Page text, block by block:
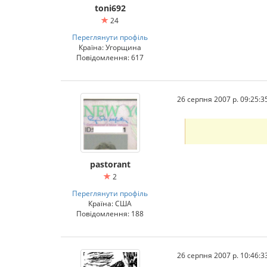
toni692
24
Переглянути профіль
Країна: Угорщина
Повідомлення: 617
pastorant
2
Переглянути профіль
Країна: США
Повідомлення: 188
26 серпня 2007 р.
26 серпня 2007 р.